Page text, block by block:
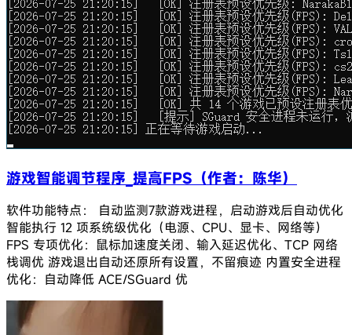
游戏智能调节程序_提高FPS（作者：陈华）
软件功能特点： 自动监测7款游戏进程，启动游戏后自动优化
智能执行 12 项系统级优化（电源、CPU、显卡、网络等）
FPS 专项优化：鼠标加速度关闭、输入延迟优化、TCP 网络
栈调优 游戏退出自动还原所有设置，不留痕迹 内置安全进程
优化：自动降低 ACE/SGuard 优